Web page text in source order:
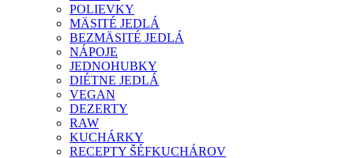
POLIEVKY
MÄSITÉ JEDLÁ
BEZMÄSITÉ JEDLÁ
NÁPOJE
JEDNOHUBKY
DIÉTNE JEDLÁ
VEGAN
DEZERTY
RAW
KUCHÁRKY
RECEPTY ŠÉFKUCHÁROV